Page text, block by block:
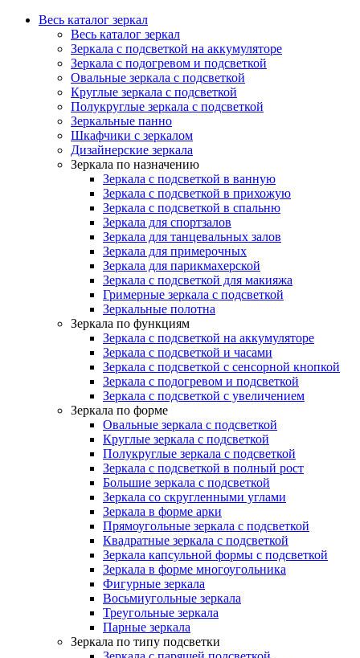
Весь каталог зеркал
Весь каталог зеркал
Зеркала с подсветкой на аккумуляторе
Зеркала с подогревом и подсветкой
Овальные зеркала с подсветкой
Круглые зеркала с подсветкой
Полукруглые зеркала с подсветкой
Зеркальные панно
Шкафчики с зеркалом
Дизайнерские зеркала
Зеркала по назначению
Зеркала с подсветкой в ванную
Зеркала с подсветкой в прихожую
Зеркала с подсветкой в спальню
Зеркала для спортзалов
Зеркала для танцевальных залов
Зеркала для примерочных
Зеркала для парикмахерской
Зеркала с подсветкой для макияжа
Гримерные зеркала с подсветкой
Зеркальные полотна
Зеркала по функциям
Зеркала с подсветкой на аккумуляторе
Зеркала с подсветкой и часами
Зеркала с подсветкой с сенсорной кнопкой
Зеркала с подогревом и подсветкой
Зеркала с подсветкой с увеличением
Зеркала по форме
Овальные зеркала с подсветкой
Круглые зеркала с подсветкой
Полукруглые зеркала с подсветкой
Зеркала с подсветкой в полный рост
Большие зеркала с подсветкой
Зеркала со скругленными углами
Зеркала в форме арки
Прямоугольные зеркала с подсветкой
Квадратные зеркала с подсветкой
Зеркала капсульной формы с подсветкой
Зеркала в форме многоугольника
Фигурные зеркала
Восьмиугольные зеркала
Треугольные зеркала
Парные зеркала
Зеркала по типу подсветки